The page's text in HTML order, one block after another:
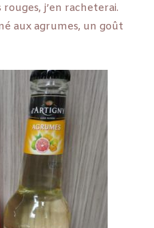
j’en racheterai.
aux agrumes, un goût